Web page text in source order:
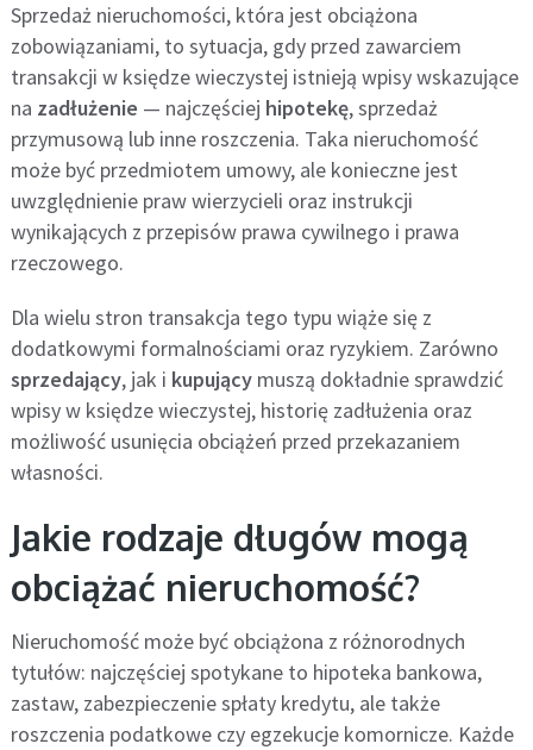
Sprzedaż nieruchomości, która jest obciążona
zobowiązaniami, to sytuacja, gdy przed zawarciem
transakcji w księdze wieczystej istnieją wpisy wskazujące
na zadłużenie — najczęściej hipotekę, sprzedaż
przymusową lub inne roszczenia. Taka nieruchomość
może być przedmiotem umowy, ale konieczne jest
uwzględnienie praw wierzycieli oraz instrukcji
wynikających z przepisów prawa cywilnego i prawa
rzeczowego.
Dla wielu stron transakcja tego typu wiąże się z
dodatkowymi formalnościami oraz ryzykiem. Zarówno
sprzedający, jak i kupującymuszą dokładnie sprawdzić
wpisy w księdze wieczystej, historię zadłużenia oraz
możliwość usunięcia obciążeń przed przekazaniem
własności.
Jakie rodzaje długów mogą
obciążać nieruchomość?
Nieruchomość może być obciążona z różnorodnych
tytułów: najczęściej spotykane to hipoteka bankowa,
zastaw, zabezpieczenie spłaty kredytu, ale także
roszczenia podatkowe czy egzekucje komornicze. Każde